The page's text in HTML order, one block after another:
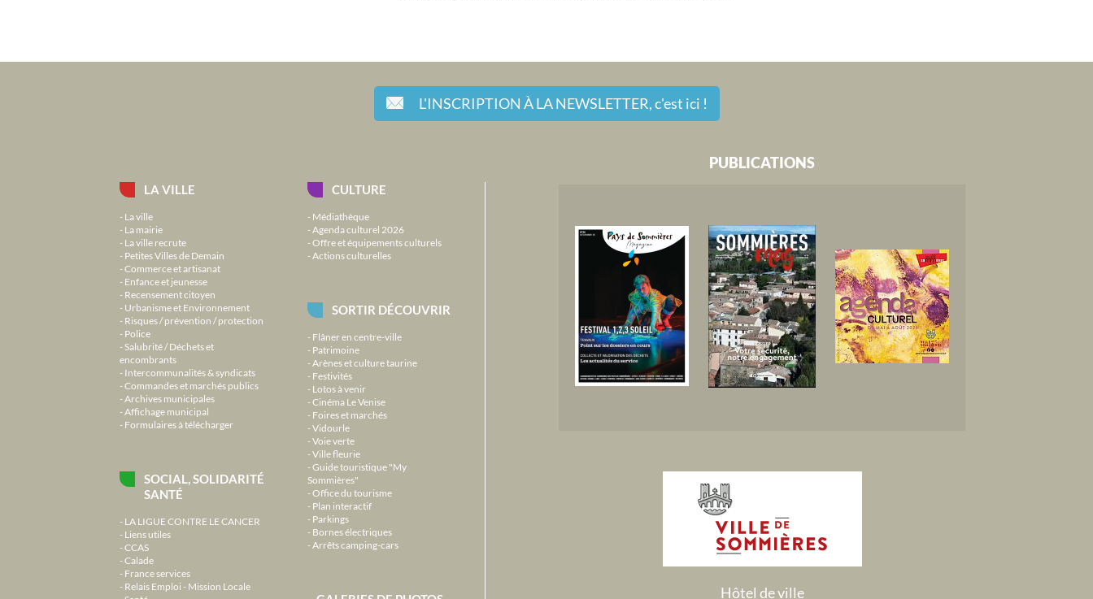
L'INSCRIPTION À LA NEWSLETTER,c'est ici !
LA VILLE
La ville
La mairie
La ville recrute
Petites Villes de Demain
Commerce et artisanat
Enfance et jeunesse
Recensement citoyen
Urbanisme et Environnement
Risques / prévention / protection
Police
Salubrité / Déchets et
encombrants
Intercommunalités & syndicats
Commandes et marchés publics
Archives municipales
Affichage municipal
Formulaires à télécharger
SOCIAL, SOLIDARITÉ
SANTÉ
LA LIGUE CONTRE LE CANCER
Liens utiles
CCAS
Calade
France services
Relais Emploi - Mission Locale
CULTURE
Médiathèque
Agenda culturel 2026
Offre et équipements culturels
Actions culturelles
SORTIR DÉCOUVRIR
Flâner en centre-ville
Patrimoine
Arènes et culture taurine
Festivités
Lotos à venir
Cinéma Le Venise
Foires et marchés
Vidourle
Voie verte
Ville fleurie
Guide touristique "My
Sommières"
Office du tourisme
Plan interactif
Parkings
Bornes électriques
Arrêts camping-cars
PUBLICATIONS
Hôtel de ville